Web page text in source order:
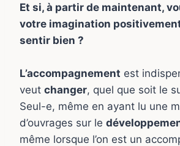
Et si, à partir de maintenant,
votre imagination
sentir bien ?
L’accompagnement est
veut changer, quel que soit le
Seul-e, même en ayant lu une
d’ouvrages sur le
même lorsque l’on est un